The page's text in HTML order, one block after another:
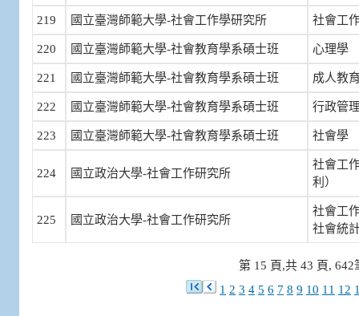
219 國立臺灣師範大學-社會工作學研究所 社會工
220 國立臺灣師範大學-社會教育學系碩士班 心理學
221 國立臺灣師範大學-社會教育學系碩士班 成人教
222 國立臺灣師範大學-社會教育學系碩士班 行政管
223 國立臺灣師範大學-社會教育學系碩士班 社會學
224 國立政治大學-社會工作研究所
社會工
利）
225 國立政治大學-社會工作研究所
社會工
社會統
第 15 頁,共 43 頁, 642
1 2 3 4 5 6 7 8 9 10 11 12